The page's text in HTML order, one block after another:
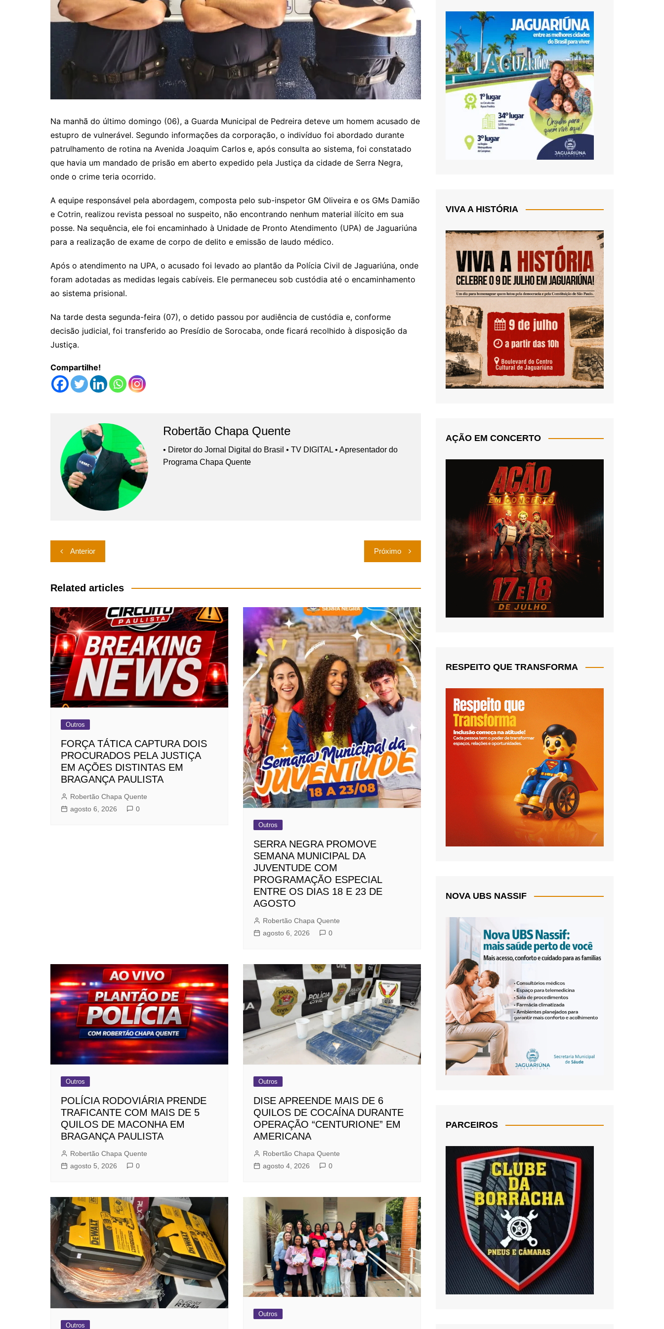
Na manhã do último domingo (06), a Guarda Municipal de Pedreira deteve um homem acusado de
estupro de vulnerável. Segundo informações da corporação, o indivíduo foi abordado durante
patrulhamento de rotina na Avenida Joaquim Carlos e, após consulta ao sistema, foi constatado
que havia um mandado de prisão em aberto expedido pela Justiça da cidade de Serra Negra,
onde o crime teria ocorrido.
A equipe responsável pela abordagem, composta pelo sub-inspetor GM Oliveira e os GMs Damião
e Cotrin, realizou revista pessoal no suspeito, não encontrando nenhum material ilícito em sua
posse. Na sequência, ele foi encaminhado à Unidade de Pronto Atendimento (UPA) de Jaguariúna
para a realização de exame de corpo de delito e emissão de laudo médico.
Após o atendimento na UPA, o acusado foi levado ao plantão da Polícia Civil de Jaguariúna, onde
foram adotadas as medidas legais cabíveis. Ele permaneceu sob custódia até o encaminhamento
ao sistema prisional.
Na tarde desta segunda-feira (07), o detido passou por audiência de custódia e, conforme
decisão judicial, foi transferido ao Presídio de Sorocaba, onde ficará recolhido à disposição da
Justiça.
Compartilhe!
Robertão Chapa Quente
• Diretor do Jornal Digital do Brasil • TV DIGITAL • Apresentador do
Programa Chapa Quente
Navegação
de
Post
Anterior Próximo
Related articles
Outros
FORÇA TÁTICA CAPTURA DOIS
PROCURADOS PELA JUSTIÇA
EM AÇÕES DISTINTAS EM
BRAGANÇA PAULISTA
Robertão Chapa Quente
agosto 6, 2026
0
Outros
SERRA NEGRA PROMOVE
SEMANA MUNICIPAL DA
JUVENTUDE COM
PROGRAMAÇÃO ESPECIAL
ENTRE OS DIAS 18 E 23 DE
AGOSTO
Robertão Chapa Quente
agosto 6, 2026
0
Outros
POLÍCIA RODOVIÁRIA PRENDE
TRAFICANTE COM MAIS DE 5
QUILOS DE MACONHA EM
BRAGANÇA PAULISTA
Robertão Chapa Quente
agosto 5, 2026
0
Outros
DISE APREENDE MAIS DE 6
QUILOS DE COCAÍNA DURANTE
OPERAÇÃO “CENTURIONE” EM
AMERICANA
Robertão Chapa Quente
agosto 4, 2026
0
Outros
Outros
VIVA A HISTÓRIA
AÇÃO EM CONCERTO
RESPEITO QUE TRANSFORMA
NOVA UBS NASSIF
PARCEIROS